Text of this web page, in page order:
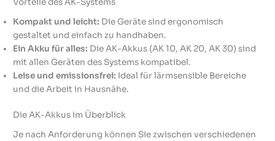
Vorteile des AK-Systems
Kompakt und leicht: Die Geräte sind ergonomisch
gestaltet und einfach zu handhaben.
Ein Akku für alles: Die AK-Akkus (AK 10, AK 20, AK 30) sind
mit allen Geräten des Systems kompatibel.
Leise und emissionsfrei: Ideal für lärmsensible Bereiche
und die Arbeit in Hausnähe.
Die AK-Akkus im Überblick
Je nach Anforderung können Sie zwischen verschiedenen